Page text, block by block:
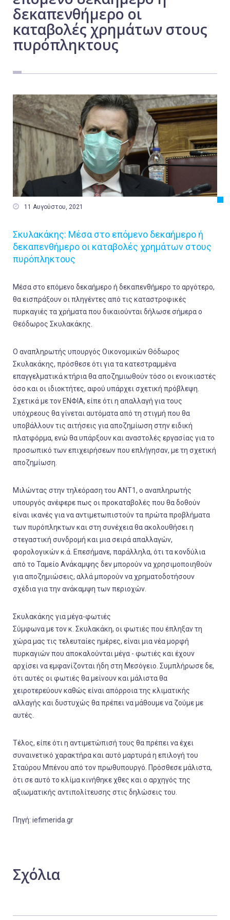
δεκαπενθήμερο οι
καταβολές χρημάτων στους
πυρόπληκτους
 11 Αυγούστου, 2021
Σκυλακάκης: Μέσα στο επόμενο δεκαήμερο ή
δεκαπενθήμερο οι καταβολές χρημάτων στους
πυρόπληκτους
Μέσα στο επόμενο δεκαήμερο ή δεκαπενθήμερο το αργότερο,
θα εισπράξουν οι πληγέντες από τις καταστροφικές
πυρκαγιές τα χρήματα που δικαιούνται δήλωσε σήμερα ο
Θεόδωρος Σκυλακάκης.
Ο αναπληρωτής υπουργός Οικονομικών Θόδωρος
Σκυλακάκης, πρόσθεσε ότι για τα κατεστραμμένα
επαγγελματικά κτήρια θα αποζημιωθούν τόσο οι ενοικιαστές
όσο και οι ιδιοκτήτες, αφού υπάρχει σχετική πρόβλεψη.
Σχετικά με τον ΕΝΦΙΑ, είπε ότι η απαλλαγή για τους
υπόχρεους θα γίνεται αυτόματα από τη στιγμή που θα
υποβάλλουν τις αιτήσεις για αποζημίωση στην ειδική
πλατφόρμα, ενώ θα υπάρξουν και αναστολές εργασίας για το
προσωπικό των επιχειρήσεων που επλήγησαν, με τη σχετική
αποζημίωση.
Μιλώντας στην τηλεόραση του ΑΝΤ1, ο αναπληρωτής
υπουργός ανέφερε πως οι προκαταβολές που θα δοθούν
είναι ικανές για να αντιμετωπιστούν τα πρώτα προβλήματα
των πυρόπληκτων και στη συνέχεια θα ακολουθήσει η
στεγαστική συνδρομή και μια σειρά απαλλαγών,
φορολογικών κ.ά. Επεσήμανε, παράλληλα, ότι τα κονδύλια
από το Ταμείο Ανάκαμψης δεν μπορούν να χρησιμοποιηθούν
για αποζημιώσεις, αλλά μπορούν να χρηματοδοτήσουν
σχέδια για την ανάκαμψη των περιοχών.
Σκυλακάκης για μέγα-φωτιές
Σύμφωνα με τον κ. Σκυλακάκη, οι φωτιές που έπληξαν τη
χώρα μας τις τελευταίες ημέρες, είναι μια νέα μορφή
πυρκαγιών που αποκαλούνται μέγα - φωτιές και έχουν
αρχίσει να εμφανίζονται ήδη στη Μεσόγειο. Συμπλήρωσε δε,
ότι αυτές οι φωτιές θα μείνουν και μάλιστα θα
χειροτερεύουν καθώς είναι απόρροια της κλιματικής
αλλαγής και δυστυχώς θα πρέπει να μάθουμε να ζούμε με
αυτές.
Τέλος, είπε ότι η αντιμετώπισή τους θα πρέπει να έχει
συναινετικό χαρακτήρα και αυτό μαρτυρά η επιλογή του
Σταύρου Μπένου από τον πρωθυπουργό. Πρόσθεσε μάλιστα,
ότι σε αυτό το κλίμα κινήθηκε χθες και ο αρχηγός της
αξιωματικής αντιπολίτευσης στις δηλώσεις του.
Πηγή: iefimerida.gr
Σχόλια
Εργασία
Ελλάδα
Κόσμος
Οικονομία
Πολιτική
Αθλητικά
Αστυνομικό Δελτίο